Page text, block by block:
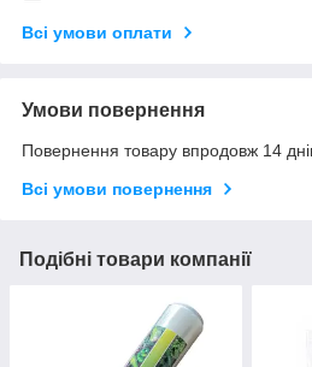
Всі умови оплати
Умови повернення
Повернення товару впродовж 14
Всі умови повернення
Подібні товари компанії